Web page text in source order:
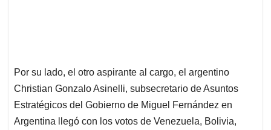
Por su lado, el otro aspirante al cargo, el argentino
Christian Gonzalo Asinelli, subsecretario de Asuntos
Estratégicos del Gobierno de Miguel Fernández en
Argentina llegó con los votos de Venezuela, Bolivia,